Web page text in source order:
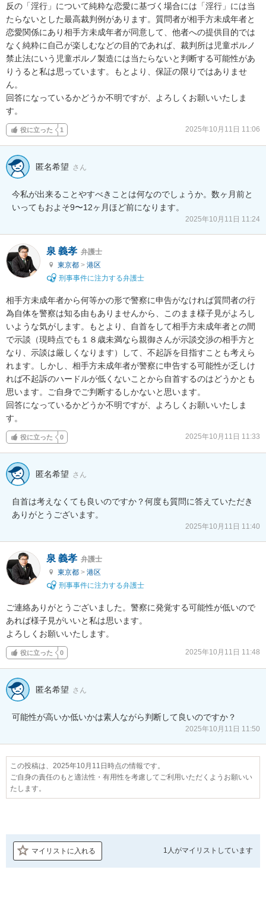
反の「淫行」について純粋な恋愛に基づく場合には「淫行」には当
たらないとした最高裁判例があります。質問者が相手方未成年者と
恋愛関係にあり相手方未成年者が同意して、他者への提供目的では
なく純粋に自己が楽しむなどの目的であれば、裁判所は児童ポルノ
禁止法にいう児童ポルノ製造には当たらないと判断する可能性があ
りうると私は思っています。もとより、保証の限りではありませ
ん。
回答になっているかどうか不明ですが、よろしくお願いいたしま
す。
役に立った 1 2025年10月11日 11:06
匿名希望 さん
今私が出来ることやすべきことは何なのでしょうか。数ヶ月前と
いってもおよそ9〜12ヶ月ほど前になります。
2025年10月11日 11:24
泉 義孝 弁護士
東京都 > 港区
刑事事件に注力する弁護士
相手方未成年者から何等かの形で警察に申告がなければ質問者の行
為自体を警察は知る由もありませんから、このまま様子見がよろし
いような気がします。もとより、自首をして相手方未成年者との間
で示談（現時点でも１８歳未満なら親御さんが示談交渉の相手方と
なり、示談は厳しくなります）して、不起訴を目指すことも考えら
れます。しかし、相手方未成年者が警察に申告する可能性が乏しけ
れば不起訴のハードルが低くないことから自首するのはどうかとも
思います。ご自身でご判断するしかないと思います。
回答になっているかどうか不明ですが、よろしくお願いいたしま
す。
役に立った 0 2025年10月11日 11:33
匿名希望 さん
自首は考えなくても良いのですか？何度も質問に答えていただき
ありがとうございます。
2025年10月11日 11:40
泉 義孝 弁護士
東京都 > 港区
刑事事件に注力する弁護士
ご連絡ありがとうございました。警察に発覚する可能性が低いので
あれば様子見がいいと私は思います。
よろしくお願いいたします。
役に立った 0 2025年10月11日 11:48
匿名希望 さん
可能性が高いか低いかは素人ながら判断して良いのですか？
2025年10月11日 11:50
この投稿は、2025年10月11日時点の情報です。
ご自身の責任のもと適法性・有用性を考慮してご利用いただくようお願いい
たします。
マイリストに入れる 1人がマイリストしています